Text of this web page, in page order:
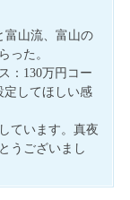
富山流、富山の
った。
：130万円コー
定してほしい感
ています。真夜
うございまし